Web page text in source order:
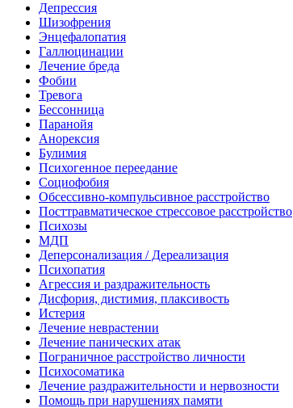
Депрессия
Шизофрения
Энцефалопатия
Галлюцинации
Лечение бреда
Фобии
Тревога
Бессонница
Паранойя
Анорексия
Булимия
Психогенное переедание
Социофобия
Обсессивно-компульсивное расстройство
Посттравматическое стрессовое расстройство
Психозы
МДП
Деперсонализация / Дереализация
Психопатия
Агрессия и раздражительность
Дисфория, дистимия, плаксивость
Истерия
Лечение неврастении
Лечение панических атак
Пограничное расстройство личности
Психосоматика
Лечение раздражительности и нервозности
Помощь при нарушениях памяти